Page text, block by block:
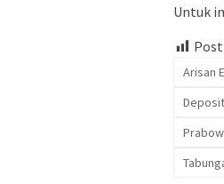
Untuk
Post
Arisan